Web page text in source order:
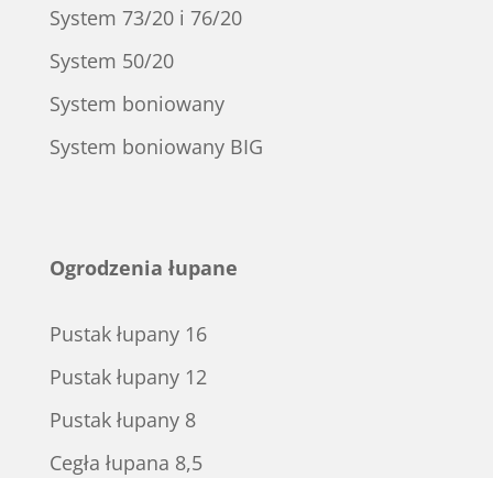
System 73/20 i 76/20
System 50/20
System boniowany
System boniowany BIG
Ogrodzenia łupane
Pustak łupany 16
Pustak łupany 12
Pustak łupany 8
Cegła łupana 8,5